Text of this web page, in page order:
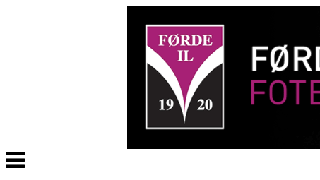
Veksle
navigasjon